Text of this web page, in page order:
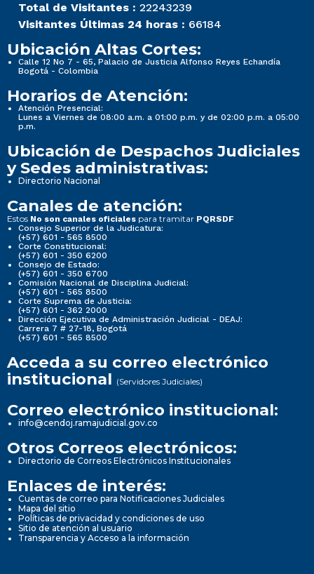
Total de Visitantes : 22243239
Visitantes Últimas 24 horas : 66184
Ubicación Altas Cortes:
Calle 12 No 7 - 65, Palacio de Justicia Alfonso Reyes Echandía
Bogotá - Colombia
Horarios de Atención:
Atención Presencial:
Lunes a Viernes de 08:00 a.m. a 01:00 p.m. y de 02:00 p.m. a 05:00
p.m.
Ubicación de Despachos Judiciales
y Sedes administrativas:
Directorio Nacional
Canales de atención:
Estos No son canales oficiales para tramitar PQRSDF
Consejo Superior de la Judicatura:
(+57) 601 - 565 8500
Corte Constitucional:
(+57) 601 - 350 6200
Consejo de Estado:
(+57) 601 - 350 6700
Comisión Nacional de Disciplina Judicial:
(+57) 601 - 565 8500
Corte Suprema de Justicia:
(+57) 601 - 362 2000
Dirección Ejecutiva de Administración Judicial - DEAJ:
Carrera 7 # 27-18, Bogotá
(+57) 601 - 565 8500
Acceda a su correo electrónico
institucional (Servidores Judiciales)
Correo electrónico institucional:
info@cendoj.ramajudicial.gov.co
Otros Correos electrónicos:
Directorio de Correos Electrónicos Institucionales
Enlaces de interés:
Cuentas de correo para Notificaciones Judiciales
Mapa del sitio
Políticas de privacidad y condiciones de uso
Sitio de atención al usuario
Transparencia y Acceso a la información